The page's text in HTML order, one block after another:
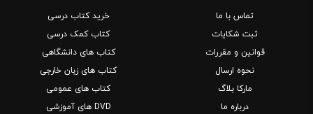
تماس با ما
ثبت شکایات
قوانین و مقررات
نحوه ارسال
مارکا بلاگ
درباره ما
خرید کتاب درسی
کتاب کمک درسی
کتاب های دانشگاهی
کتاب های زبان خارجی
کتاب های عمومی
DVD های آموزشی